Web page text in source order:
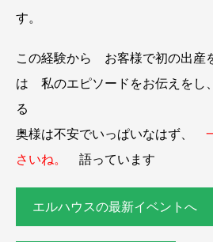
す。
この経験から お客様で初の出産
は 私のエピソードをお伝えをし
る
奥様は不安でいっぱいなはず、
さいね。
語っています
エルハウスの最新イベントへ